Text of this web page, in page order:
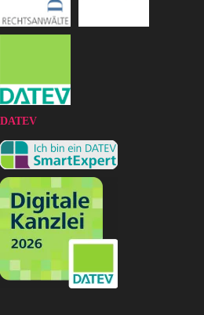
DATEV